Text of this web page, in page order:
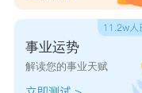
事业运势
解读您的事业天赋